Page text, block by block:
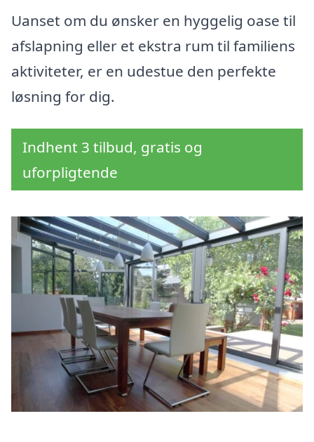
Uanset om du ønsker en hyggelig oase til
afslapning eller et ekstra rum til familiens
aktiviteter, er en udestue den perfekte
løsning for dig.
Indhent 3 tilbud, gratis og
uforpligtende